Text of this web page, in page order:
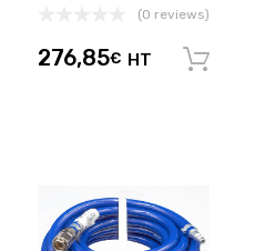
(0 reviews)
276,85€ HT